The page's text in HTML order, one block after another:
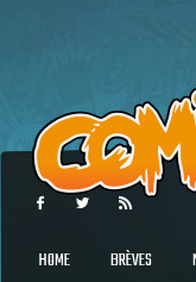
HOME BRÈVES